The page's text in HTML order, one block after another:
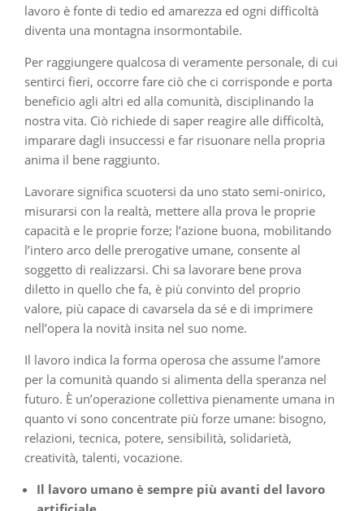
lavoro è fonte di tedio ed amarezza ed ogni difficoltà
diventa una montagna insormontabile.
Per raggiungere qualcosa di veramente personale, di cui
sentirci fieri, occorre fare ciò che ci corrisponde e porta
beneficio agli altri ed alla comunità, disciplinando la
nostra vita. Ciò richiede di saper reagire alle difficoltà,
imparare dagli insuccessi e far risuonare nella propria
anima il bene raggiunto.
Lavorare significa scuotersi da uno stato semi-onirico,
misurarsi con la realtà, mettere alla prova le proprie
capacità e le proprie forze; l’azione buona, mobilitando
l’intero arco delle prerogative umane, consente al
soggetto di realizzarsi. Chi sa lavorare bene prova
diletto in quello che fa, è più convinto del proprio
valore, più capace di cavarsela da sé e di imprimere
nell’opera la novità insita nel suo nome.
Il lavoro indica la forma operosa che assume l’amore
per la comunità quando si alimenta della speranza nel
futuro. È un’operazione collettiva pienamente umana in
quanto vi sono concentrate più forze umane: bisogno,
relazioni, tecnica, potere, sensibilità, solidarietà,
creatività, talenti, vocazione.
Il lavoro umano è sempre più avanti del lavoro